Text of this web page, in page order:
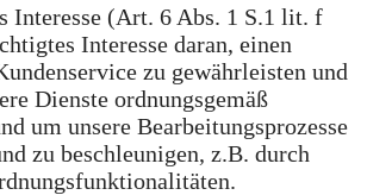
Interesse (Art. 6 Abs. 1 S.1 lit. f
Interesse daran, einen
zu gewährleisten und
Dienste ordnungsgemäß
um unsere Bearbeitungsprozesse
zu beschleunigen, z.B. durch